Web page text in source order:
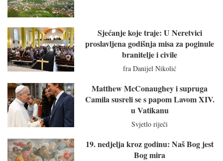
Sjećanje koje traje: U Neretvici
proslavljena godišnja misa za poginule
branitelje i civile
fra Danijel Nikolić
Matthew McConaughey i supruga
Camila susreli se s papom Lavom XIV.
u Vatikanu
Svjetlo riječi
19. nedjelja kroz godinu: Naš Bog jest
Bog mira